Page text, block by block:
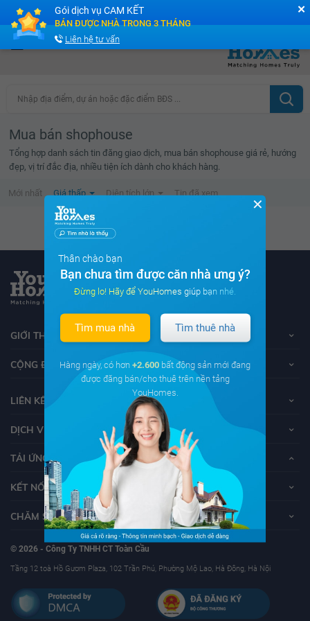
Cộng đồng Môi giới bPRO
Nhập địa điểm, dự án hoặc đặc điểm BĐS ...
Mua bán shophouse
Tổng hợp danh sách tin đăng giao dịch, mua bán shophouse giá rẻ, hướng
đẹp, vị trí đắc địa, nhiều tiện ích dành cho khách hàng.
Mới nhất Giá thấp Diện tích lớn Tin đã xem
Không tìm thấy tin bất động sản nào
GIỚI THIỆU VỀ YOUHOMES
CỘNG ĐỒNG YOUHOMERS
LIÊN KẾT
DỊCH VỤ KHÁCH HÀNG
TẢI ỨNG DỤNG YOUHOMES
KẾT NỐI VỚI YOUHOMES
CHĂM SÓC KHÁCH HÀNG
© 2026 - Công Ty TNHH CT Toàn Cầu
Tầng 12 toà Hồ Gươm Plaza, 102 Trần Phú, Phường Mộ Lao, Hà Đông, Hà Nội
✕
Thân chào bạn
Bạn chưa tìm được căn nhà ưng ý?
Đừng lo! Hãy để YouHomes giúp bạn nhé.
Tìm mua nhà Tìm thuê nhà
Hàng ngày, có hơn +2.600 bất động sản mới đang
được đăng bán/cho thuê trên nền tảng
YouHomes.
✕
Gói dịch vụ CAM KẾT
BÁN ĐƯỢC NHÀ TRONG 3 THÁNG
Liên hệ tư vấn